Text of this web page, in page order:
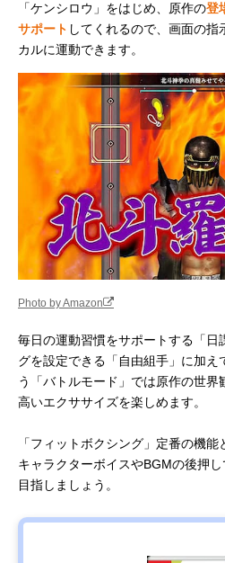
「ケンシロウ」をはじめ、原作の登
サポート してくれるので、画面の指
カルに運動できます。
Photo by Amazon
毎日の運動習慣をサポートする「日
グを設定できる「自由組手」に加
う「バトルモード」では原作の世
高いエクササイズを楽しめます。
「フィットボクシング」定番の機
キャラクターボイスやBGMの後押し
目指しましょう。